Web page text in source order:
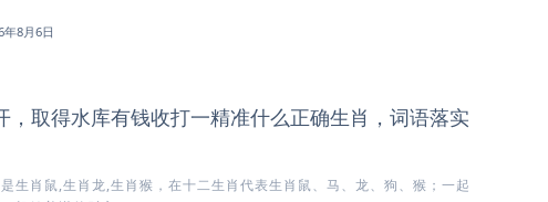
年8月6日
，取得水库有钱收打一精准什么正确生肖，词语落实
生肖鼠,生肖龙,生肖猴，在十二生肖代表生肖鼠、马、龙、狗、猴；一起